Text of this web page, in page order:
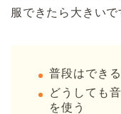
服できたら大きいで
普段はでき
どうしても
を使う